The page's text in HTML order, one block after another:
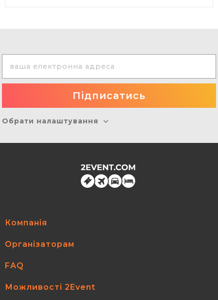
Обрати налаштування
Компанія
Організаторам
FAQ
Можливості 2Event